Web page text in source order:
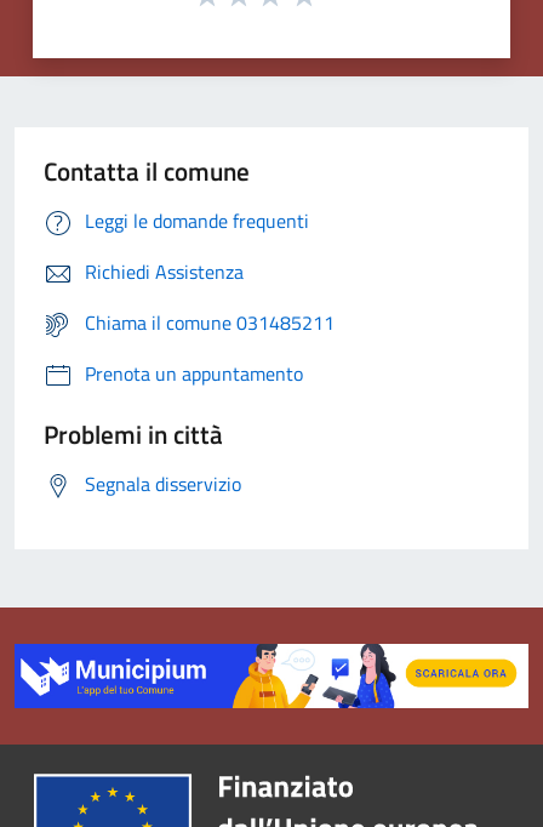
Contatta il comune
Leggi le domande frequenti
Richiedi Assistenza
Chiama il comune 031485211
Prenota un appuntamento
Problemi in città
Segnala disservizio